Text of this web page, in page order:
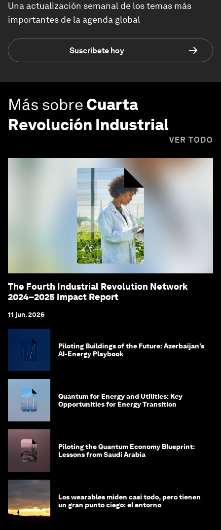
Una actualización semanal de los temas más
importantes de la agenda global
Suscríbete hoy
Más sobre Cuarta
Revolución Industrial
VER TODO
The Fourth Industrial Revolution Network
2024–2025 Impact Report
11 jun. 2026
Piloting Buildings of the Future: Azerbaijan’s
AI-Energy Playbook
Quantum for Energy and Utilities: Key
Opportunities for Energy Transition
Piloting the Quantum Economy Blueprint:
Lessons from Saudi Arabia
Los wearables miden casi todo, pero tienen
un gran punto ciego: el entorno